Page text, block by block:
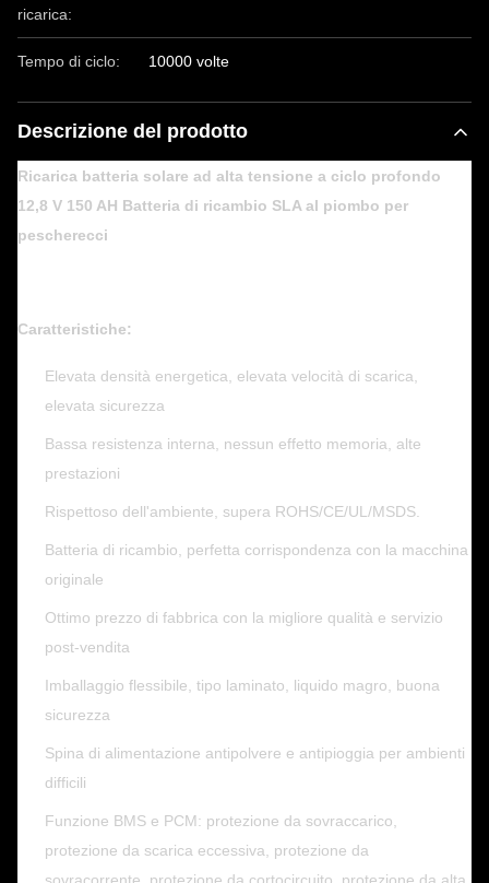
ricarica:
Tempo di ciclo: 10000 volte
Descrizione del prodotto
Ricarica batteria solare ad alta tensione a ciclo profondo
12,8 V 150 AH Batteria di ricambio SLA al piombo per
pescherecci
Caratteristiche:
Elevata densità energetica, elevata velocità di scarica,
elevata sicurezza
Bassa resistenza interna, nessun effetto memoria, alte
prestazioni
Rispettoso dell'ambiente, supera ROHS/CE/UL/MSDS.
Batteria di ricambio, perfetta corrispondenza con la macchina
originale
Ottimo prezzo di fabbrica con la migliore qualità e servizio
post-vendita
Imballaggio flessibile, tipo laminato, liquido magro, buona
sicurezza
Spina di alimentazione antipolvere e antipioggia per ambienti
difficili
Funzione BMS e PCM: protezione da sovraccarico,
protezione da scarica eccessiva, protezione da